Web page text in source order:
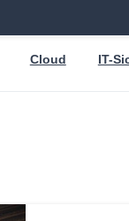
Cloud IT-